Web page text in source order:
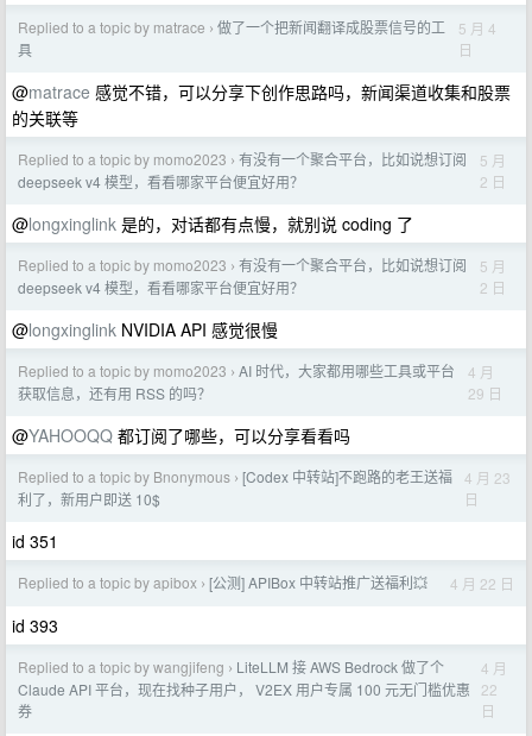
Replied to a topic by matrace › 做了一个把新闻翻译成股票信号的工
具
5 月 4
日
@matrace 感觉不错，可以分享下创作思路吗，新闻渠道收集和股票
的关联等
Replied to a topic by momo2023 › 有没有一个聚合平台，比如说想订阅
deepseek v4 模型，看看哪家平台便宜好用？
5 月
2 日
@longxinglink 是的，对话都有点慢，就别说 coding 了
Replied to a topic by momo2023 › 有没有一个聚合平台，比如说想订阅
deepseek v4 模型，看看哪家平台便宜好用？
5 月
2 日
@longxinglink NVIDIA API 感觉很慢
Replied to a topic by momo2023 › AI 时代，大家都用哪些工具或平台
获取信息，还有用 RSS 的吗？
4 月
29 日
@YAHOOQQ 都订阅了哪些，可以分享看看吗
Replied to a topic by Bnonymous › [Codex 中转站]不跑路的老王送福
利了，新用户即送 10$
4 月 23
日
id 351
Replied to a topic by apibox › [公测] APIBox 中转站推广送福利💥 4 月 22 日
id 393
Replied to a topic by wangjifeng › LiteLLM 接 AWS Bedrock 做了个
Claude API 平台，现在找种子用户， V2EX 用户专属 100 元无门槛优惠
券
4 月
22
日